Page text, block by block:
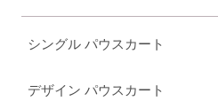
シングル パウスカート
デザイン パウスカート